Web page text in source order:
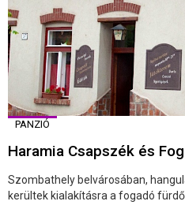
PANZIÓ
Haramia Csapszék és
Szombathely belvárosában,
kerültek kialakításra a fogadó